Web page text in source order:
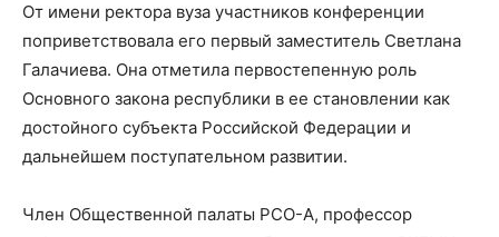
От имени ректора вуза участников конференции
поприветствовала его первый заместитель Светлана
Галачиева. Она отметила первостепенную роль
Основного закона республики в ее становлении как
достойного субъекта Российской Федерации и
дальнейшем поступательном развитии.
Член Общественной палаты РСО-А, профессор